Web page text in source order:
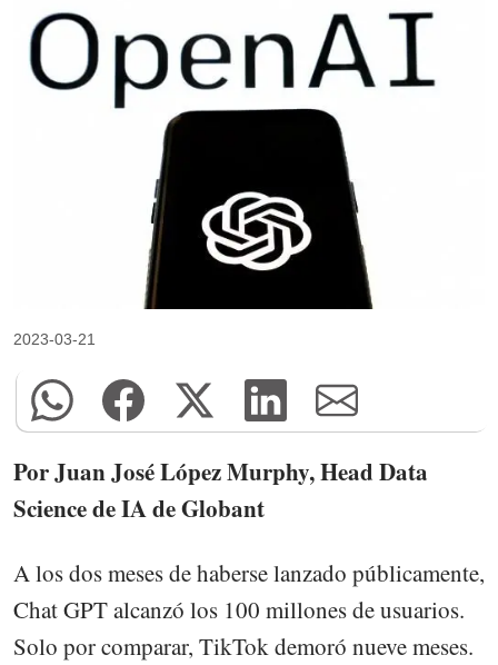
2023-03-21
Por Juan José López Murphy, Head Data
Science de IA de Globant
A los dos meses de haberse lanzado públicamente,
Chat GPT alcanzó los 100 millones de usuarios.
Solo por comparar, TikTok demoró nueve meses.